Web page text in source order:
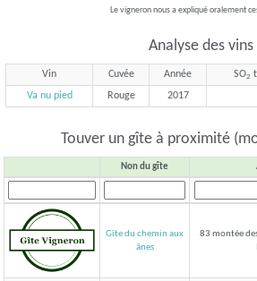
Le vigneron nous a expliqué oralement
Analyse des vins
Vin Cuvée Année SO2
Va nu pied
Rouge 2017
Touver un gîte à proximité
Non du gîte
Gîte du chemin aux
ânes
83 montée